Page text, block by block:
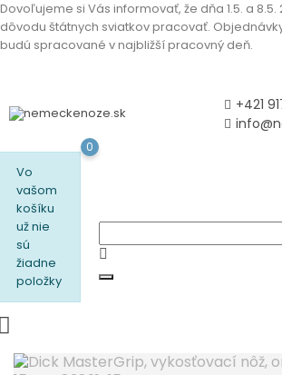
Dovoľujeme si Vás informovať, že dňa 1.5. a
dôvodu štátnych sviatkov pracovať.
budú spracované v najbližší pracovný deň.
+421
Vo
vašom
košíku
už nie
sú
žiadne
položky
0